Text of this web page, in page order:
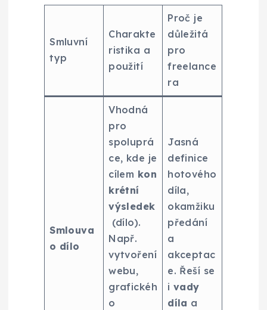
Smluvní
typ
Charakte
ristika a
použití
Proč je
důležitá
pro
freelance
ra
Smlouva
o dílo
Vhodná
pro
spoluprá
ce, kde je
cílem kon
krétní
výsledek
(dílo).
Např.
vytvoření
webu,
grafickéh
o
Jasná
definice
hotového
díla,
okamžiku
předání
a
akceptac
e. Řeší se
i vady
díla a